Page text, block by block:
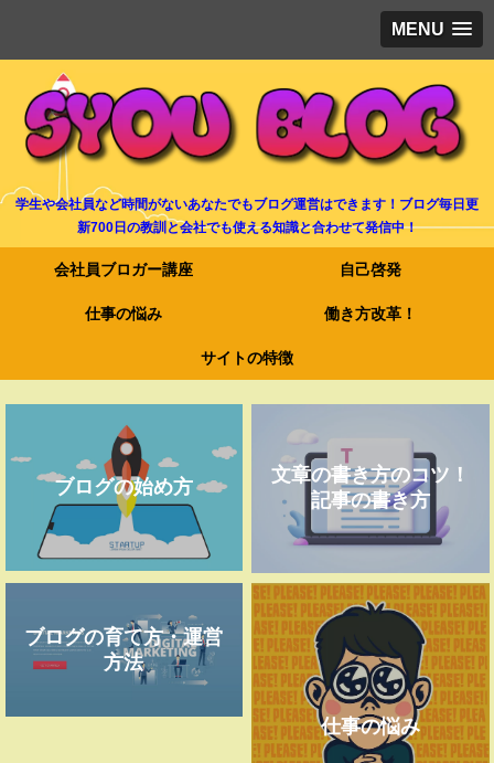
MENU
学生や会社員など時間がないあなたでもブログ運営はできます！ブログ毎日更
新700日の教訓と会社でも使える知識と合わせて発信中！
会社員ブロガー講座 自己啓発
仕事の悩み 働き方改革！
サイトの特徴
ブログの始め方
文章の書き方のコツ！
記事の書き方
ブログの育て方・運営
方法
仕事の悩み